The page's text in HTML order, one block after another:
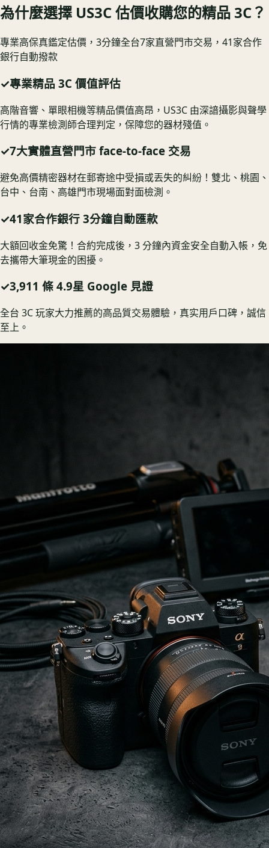
為什麼選擇 US3C 估價收購您的精品 3C？
專業高保真鑑定估價，3分鐘全台7家直營門市交易，41家合作
銀行自動撥款
✓專業精品 3C 價值評估
高階音響、單眼相機等精品價值高昂，US3C 由深諳攝影與聲學
行情的專業檢測師合理判定，保障您的器材殘值。
✓7大實體直營門市 face-to-face 交易
避免高價精密器材在郵寄途中受損或丟失的糾紛！雙北、桃園、
台中、台南、高雄門市現場面對面檢測。
✓41家合作銀行 3分鐘自動匯款
大額回收金免驚！合約完成後，3 分鐘內資金安全自動入帳，免
去攜帶大筆現金的困擾。
✓3,911 條 4.9星 Google 見證
全台 3C 玩家大力推薦的高品質交易體驗，真实用戶口碑，誠信
至上。